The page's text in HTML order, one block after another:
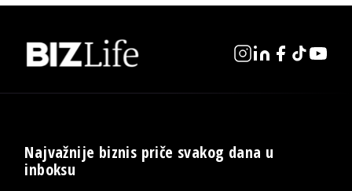
Najvažnije biznis priče svakog dana u
inboksu